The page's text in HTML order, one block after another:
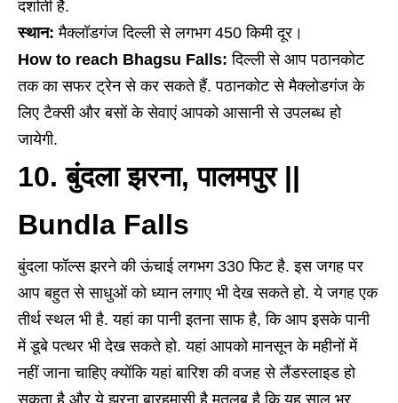
दर्शाती है.
स्थान: मैक्लॉडगंज दिल्ली से लगभग 450 किमी दूर।
How to reach Bhagsu Falls: दिल्ली से आप पठानकोट
तक का सफर ट्रेन से कर सकते हैं. पठानकोट से मैक्लोडगंज के
लिए टैक्सी और बसों के सेवाएं आपको आसानी से उपलब्ध हो
जायेगी.
10. बुंदला झरना, पालमपुर ||
Bundla Falls
बुंदला फॉल्स झरने की ऊंचाई लगभग 330 फिट है. इस जगह पर
आप बहुत से साधुओं को ध्यान लगाए भी देख सकते हो. ये जगह एक
तीर्थ स्थल भी है. यहां का पानी इतना साफ है, कि आप इसके पानी
में डूबे पत्थर भी देख सकते हो. यहां आपको मानसून के महीनों में
नहीं जाना चाहिए क्योंकि यहां बारिश की वजह से लैंडस्लाइड हो
सकता है और ये झरना बारहमासी है मतलब है कि यह साल भर